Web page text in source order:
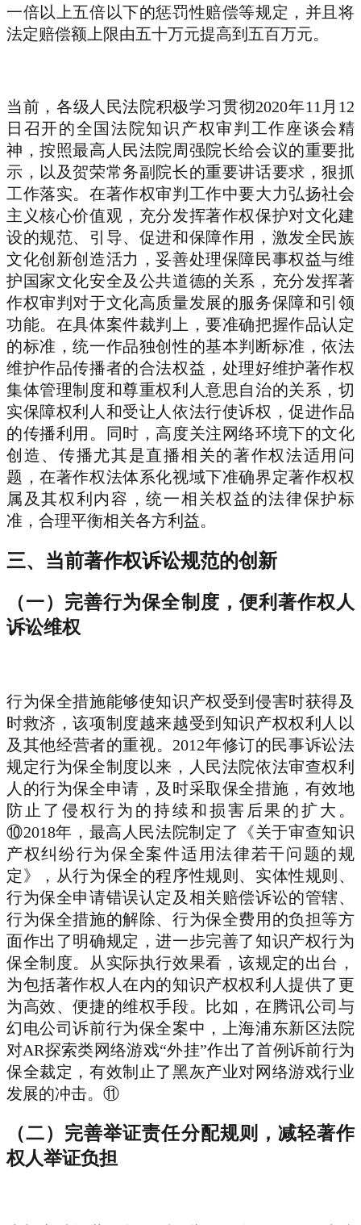
一倍以上五倍以下的惩罚性赔偿等规定，并且将
法定赔偿额上限由五十万元提高到五百万元。
当前，各级人民法院积极学习贯彻2020年11月12
日召开的全国法院知识产权审判工作座谈会精
神，按照最高人民法院周强院长给会议的重要批
示，以及贺荣常务副院长的重要讲话要求，狠抓
工作落实。在著作权审判工作中要大力弘扬社会
主义核心价值观，充分发挥著作权保护对文化建
设的规范、引导、促进和保障作用，激发全民族
文化创新创造活力，妥善处理保障民事权益与维
护国家文化安全及公共道德的关系，充分发挥著
作权审判对于文化高质量发展的服务保障和引领
功能。在具体案件裁判上，要准确把握作品认定
的标准，统一作品独创性的基本判断标准，依法
维护作品传播者的合法权益，处理好维护著作权
集体管理制度和尊重权利人意思自治的关系，切
实保障权利人和受让人依法行使诉权，促进作品
的传播利用。同时，高度关注网络环境下的文化
创造、传播尤其是直播相关的著作权法适用问
题，在著作权法体系化视域下准确界定著作权权
属及其权利内容，统一相关权益的法律保护标
准，合理平衡相关各方利益。
三、当前著作权诉讼规范的创新
（一）完善行为保全制度，便利著作权人
诉讼维权
行为保全措施能够使知识产权受到侵害时获得及
时救济，该项制度越来越受到知识产权权利人以
及其他经营者的重视。2012年修订的民事诉讼法
规定行为保全制度以来，人民法院依法审查权利
人的行为保全申请，及时采取保全措施，有效地
防止了侵权行为的持续和损害后果的扩大。
⑩2018年，最高人民法院制定了《关于审查知识
产权纠纷行为保全案件适用法律若干问题的规
定》，从行为保全的程序性规则、实体性规则、
行为保全申请错误认定及相关赔偿诉讼的管辖、
行为保全措施的解除、行为保全费用的负担等方
面作出了明确规定，进一步完善了知识产权行为
保全制度。从实际执行效果看，该规定的出台，
为包括著作权人在内的知识产权权利人提供了更
为高效、便捷的维权手段。比如，在腾讯公司与
幻电公司诉前行为保全案中，上海浦东新区法院
对AR探索类网络游戏“外挂”作出了首例诉前行为
保全裁定，有效制止了黑灰产业对网络游戏行业
发展的冲击。⑪
（二）完善举证责任分配规则，减轻著作
权人举证负担